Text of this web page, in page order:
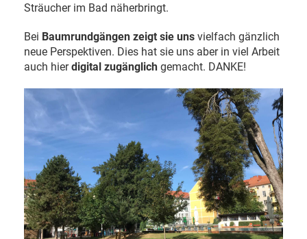
Sträucher im Bad näherbringt.
Bei Baumrundgängen zeigt sie uns vielfach gänzlich
neue Perspektiven. Dies hat sie uns aber in viel Arbeit
auch hierdigital zugänglich gemacht. DANKE!